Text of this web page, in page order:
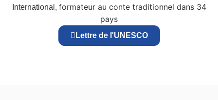
International, formateur au conte traditionnel dans 34
pays
Lettre de l'UNESCO